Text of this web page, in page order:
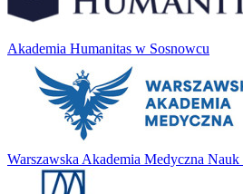
Akademia Humanitas w Sosnowcu
Warszawska Akademia Medyczna Nauk